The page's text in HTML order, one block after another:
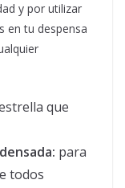
y por utilizar
en tu despensa
que
para
todos